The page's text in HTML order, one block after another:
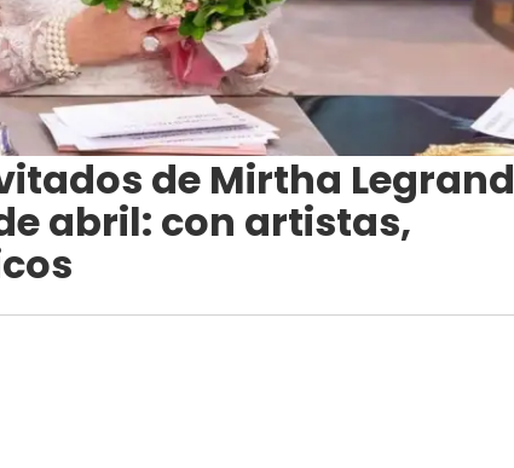
de Mirtha Legrand
abril: con artistas,